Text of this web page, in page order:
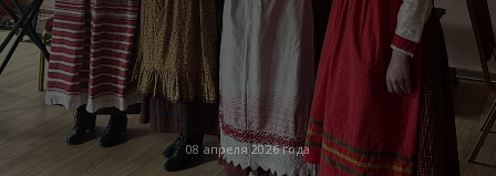
08 апреля 2026 года